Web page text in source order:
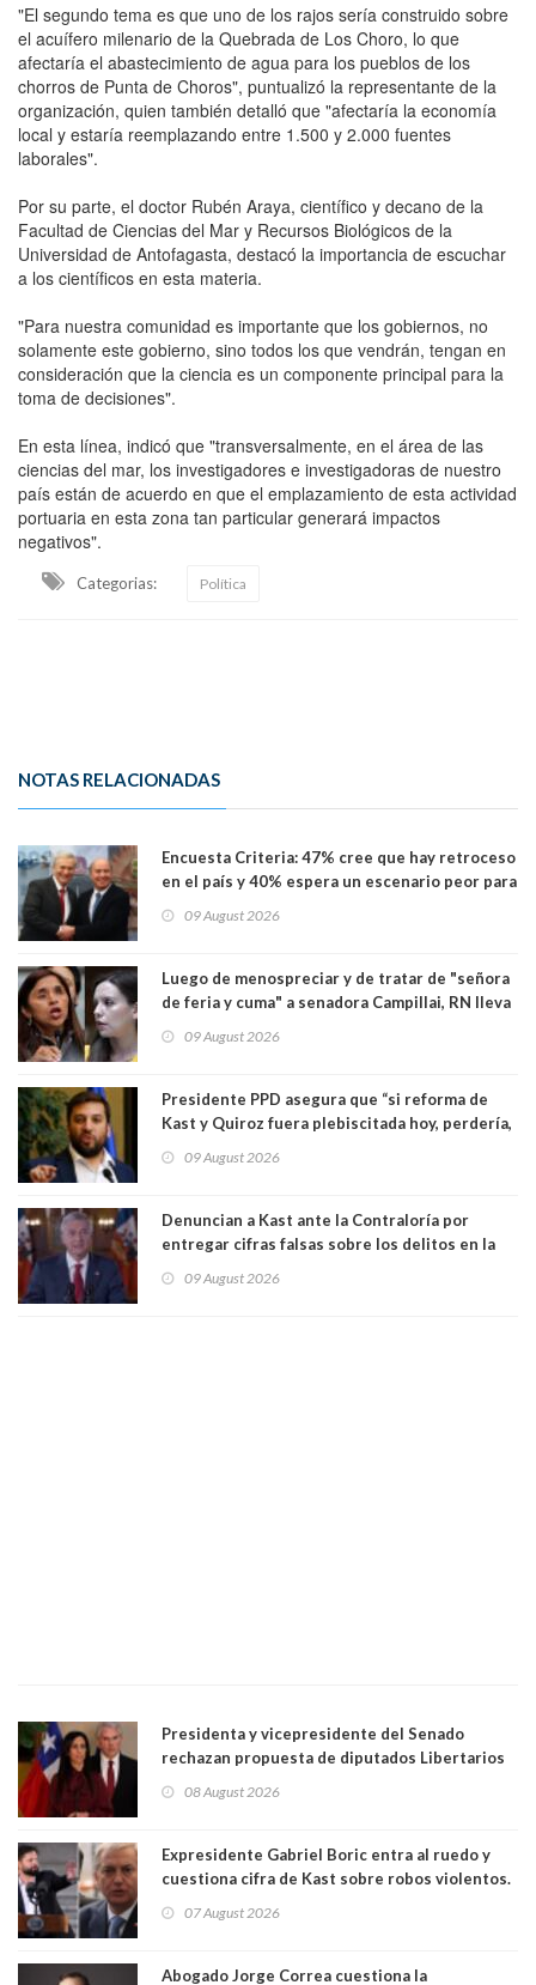
"El segundo tema es que uno de los rajos sería construido sobre
el acuífero milenario de la Quebrada de Los Choro, lo que
afectaría el abastecimiento de agua para los pueblos de los
chorros de Punta de Choros", puntualizó la representante de la
organización, quien también detalló que "afectaría la economía
local y estaría reemplazando entre 1.500 y 2.000 fuentes
laborales".
Por su parte, el doctor Rubén Araya, científico y decano de la
Facultad de Ciencias del Mar y Recursos Biológicos de la
Universidad de Antofagasta, destacó la importancia de escuchar
a los científicos en esta materia.
"Para nuestra comunidad es importante que los gobiernos, no
solamente este gobierno, sino todos los que vendrán, tengan en
consideración que la ciencia es un componente principal para la
toma de decisiones".
En esta línea, indicó que "transversalmente, en el área de las
ciencias del mar, los investigadores e investigadoras de nuestro
país están de acuerdo en que el emplazamiento de esta actividad
portuaria en esta zona tan particular generará impactos
negativos".
Categorias: Política
NOTAS RELACIONADAS
Encuesta Criteria: 47% cree que hay retroceso
en el país y 40% espera un escenario peor para
09 August 2026
Luego de menospreciar y de tratar de "señora
de feria y cuma" a senadora Campillai, RN lleva
09 August 2026
Presidente PPD asegura que “si reforma de
Kast y Quiroz fuera plebiscitada hoy, perdería,
a favor de la oposición, sería una victoria de la
09 August 2026
Denuncian a Kast ante la Contraloría por
entregar cifras falsas sobre los delitos en la
09 August 2026
Presidenta y vicepresidente del Senado
rechazan propuesta de diputados Libertarios
"Constituye un camino equivocado"
08 August 2026
Expresidente Gabriel Boric entra al ruedo y
cuestiona cifra de Kast sobre robos violentos.
07 August 2026
Abogado Jorge Correa cuestiona la